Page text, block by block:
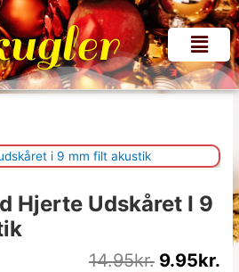
Menu
Hjerte Udskåret I 9
14.95kr.
pris
var:
14.95kr..
9.95kr.